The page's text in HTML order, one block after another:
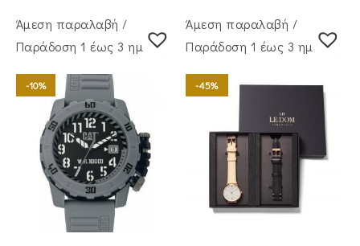
Άμεση παραλαβή /
Παράδoση 1 έως 3 ημέρες
-10%
Άμεση παραλαβή /
Παράδoση 1 έως 3 ημέρες
-45%